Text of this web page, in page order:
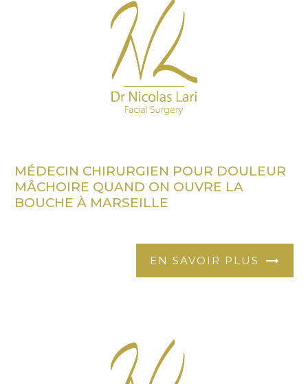
MÉDECIN CHIRURGIEN POUR DOULEUR
MÂCHOIRE QUAND ON OUVRE LA
BOUCHE À MARSEILLE
EN SAVOIR PLUS